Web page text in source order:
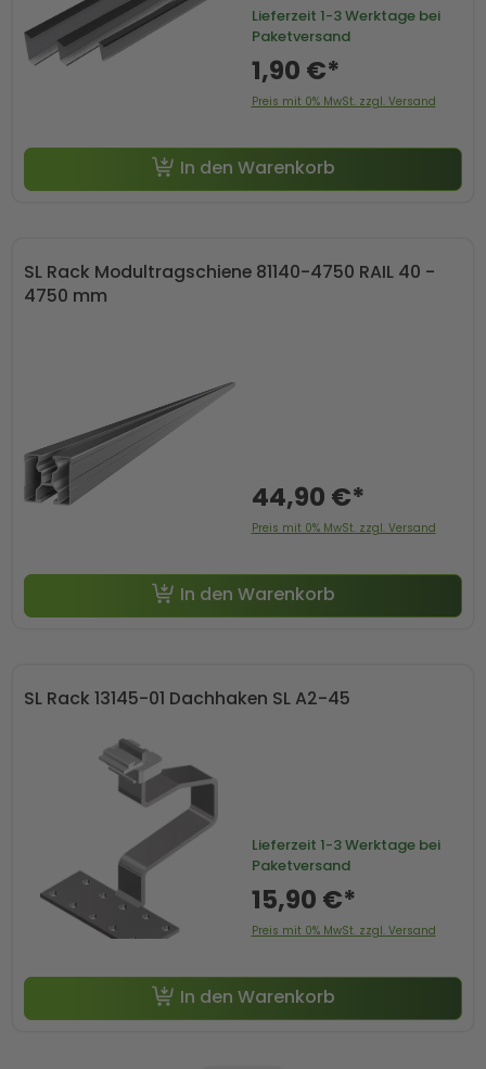
Lieferzeit 1-3 Werktage bei
Paketversand
1,90 €*
Preis mit 0% MwSt. zzgl. Versand
In den Warenkorb
SL Rack Modultragschiene 81140-4750 RAIL 40 -
4750 mm
44,90 €*
Preis mit 0% MwSt. zzgl. Versand
In den Warenkorb
SL Rack 13145-01 Dachhaken SL A2-45
Lieferzeit 1-3 Werktage bei
Paketversand
15,90 €*
Preis mit 0% MwSt. zzgl. Versand
In den Warenkorb